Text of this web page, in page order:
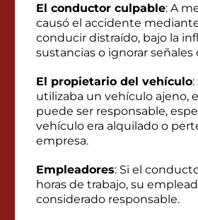
El conductor culpable: A
causó el accidente
conducir distraído, bajo la
sustancias o ignorar señales
El propietario del vehículo
utilizaba un vehículo ajeno,
puede ser responsable,
vehículo era alquilado o
empresa.
Empleadores: Si el
horas de trabajo, su
considerado responsable.